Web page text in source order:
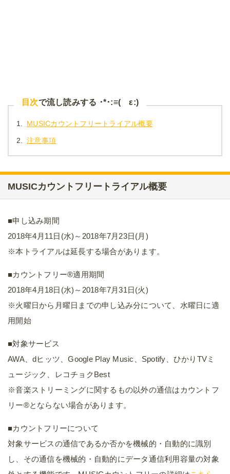
目次で流し読みする ･*･:≡( ε:)
1. MUSICカウントフリートライアル概要
2. 注意事項
MUSICカウントフリートライアル概要
■申し込み期間
2018年4月11日(水)～2018年7月23日(月)
※本トライアルは延長する場合があります。
■カウントフリー®適用期間
2018年4月18日(水)～2018年7月31日(火)
※火曜日から月曜日までの申し込み分について、水曜日に適
用開始
■対象サービス
AWA、dヒッツ、Google Play Music、Spotify、ひかりTVミ
ュージック、レコチョクBest
※音楽ストリーミングに関するもの以外の通信はカウントフ
リー®とならない場合があります。
■カウントフリーについて
対象サービスの通信であるか否かを機械的・自動的に識別
し、その通信を機械的・自動的にデータ通信利用容量の対象